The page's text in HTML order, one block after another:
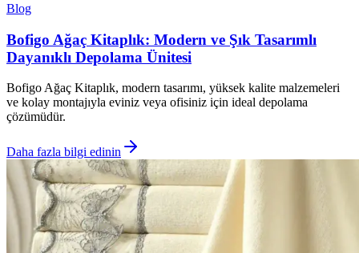
Blog
Bofigo Ağaç Kitaplık: Modern ve Şık Tasarımlı
Dayanıklı Depolama Ünitesi
Bofigo Ağaç Kitaplık, modern tasarımı, yüksek kalite malzemeleri
ve kolay montajıyla eviniz veya ofisiniz için ideal depolama
çözümüdür.
Daha fazla bilgi edinin